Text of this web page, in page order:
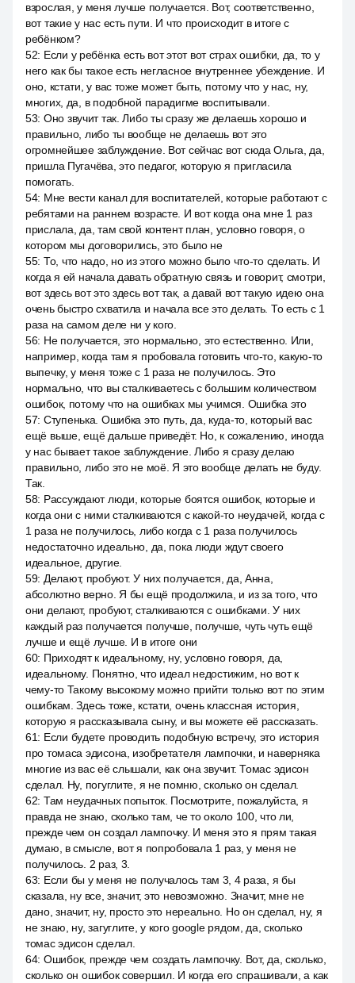
взрослая, у меня лучше получается. Вот, соответственно,
вот такие у нас есть пути. И что происходит в итоге с
ребёнком?
52: Если у ребёнка есть вот этот вот страх ошибки, да, то у
него как бы такое есть негласное внутреннее убеждение. И
оно, кстати, у вас тоже может быть, потому что у нас, ну,
многих, да, в подобной парадигме воспитывали.
53: Оно звучит так. Либо ты сразу же делаешь хорошо и
правильно, либо ты вообще не делаешь вот это
огромнейшее заблуждение. Вот сейчас вот сюда Ольга, да,
пришла Пугачёва, это педагог, которую я пригласила
помогать.
54: Мне вести канал для воспитателей, которые работают с
ребятами на раннем возрасте. И вот когда она мне 1 раз
прислала, да, там свой контент план, условно говоря, о
котором мы договорились, это было не
55: То, что надо, но из этого можно было что-то сделать. И
когда я ей начала давать обратную связь и говорит, смотри,
вот здесь вот это здесь вот так, а давай вот такую идею она
очень быстро схватила и начала все это делать. То есть с 1
раза на самом деле ни у кого.
56: Не получается, это нормально, это естественно. Или,
например, когда там я пробовала готовить что-то, какую-то
выпечку, у меня тоже с 1 раза не получилось. Это
нормально, что вы сталкиваетесь с большим количеством
ошибок, потому что на ошибках мы учимся. Ошибка это
57: Ступенька. Ошибка это путь, да, куда-то, который вас
ещё выше, ещё дальше приведёт. Но, к сожалению, иногда
у нас бывает такое заблуждение. Либо я сразу делаю
правильно, либо это не моё. Я это вообще делать не буду.
Так.
58: Рассуждают люди, которые боятся ошибок, которые и
когда они с ними сталкиваются с какой-то неудачей, когда с
1 раза не получилось, либо когда с 1 раза получилось
недостаточно идеально, да, пока люди ждут своего
идеальное, другие.
59: Делают, пробуют. У них получается, да, Анна,
абсолютно верно. Я бы ещё продолжила, и из за того, что
они делают, пробуют, сталкиваются с ошибками. У них
каждый раз получается получше, получше, чуть чуть ещё
лучше и ещё лучше. И в итоге они
60: Приходят к идеальному, ну, условно говоря, да,
идеальному. Понятно, что идеал недостижим, но вот к
чему-то Такому высокому можно прийти только вот по этим
ошибкам. Здесь тоже, кстати, очень классная история,
которую я рассказывала сыну, и вы можете её рассказать.
61: Если будете проводить подобную встречу, это история
про томаса эдисона, изобретателя лампочки, и наверняка
многие из вас её слышали, как она звучит. Томас эдисон
сделал. Ну, погуглите, я не помню, сколько он сделал.
62: Там неудачных попыток. Посмотрите, пожалуйста, я
правда не знаю, сколько там, че то около 100, что ли,
прежде чем он создал лампочку. И меня это я прям такая
думаю, в смысле, вот я попробовала 1 раз, у меня не
получилось. 2 раз, 3.
63: Если бы у меня не получалось там 3, 4 раза, я бы
сказала, ну все, значит, это невозможно. Значит, мне не
дано, значит, ну, просто это нереально. Но он сделал, ну, я
не знаю, ну, загуглите, у кого google рядом, да, сколько
томас эдисон сделал.
64: Ошибок, прежде чем создать лампочку. Вот, да, сколько,
сколько он ошибок совершил. И когда его спрашивали, а как